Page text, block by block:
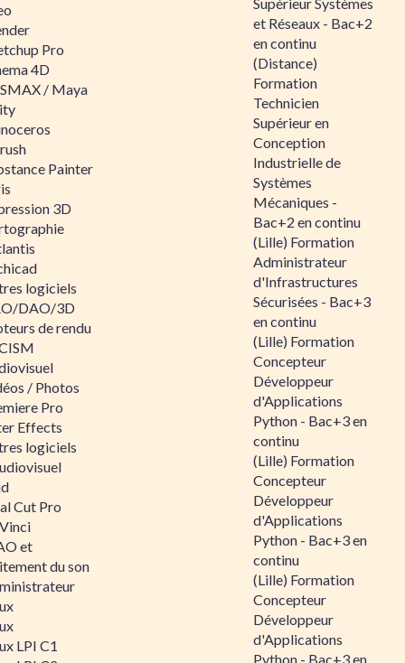
Pro
4D
/ Maya
Painter
3D
logiciels
DAO/3D
de rendu
/ Photos
Pro
Effects
logiciels
Cut Pro
et
du son
LPI C1
et Réseaux - Bac+2
en continu
(Distance)
Formation
Technicien
Supérieur en
Conception
Industrielle de
Systèmes
Mécaniques -
Bac+2 en continu
(Lille) Formation
Administrateur
d'Infrastructures
Sécurisées - Bac+3
en continu
(Lille) Formation
Concepteur
Développeur
d'Applications
Python - Bac+3 en
continu
(Lille) Formation
Concepteur
Développeur
d'Applications
Python - Bac+3 en
continu
(Lille) Formation
Concepteur
Développeur
d'Applications
Python - Bac+3 en